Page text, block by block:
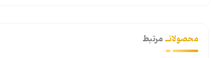
محصولاتــمرتبط